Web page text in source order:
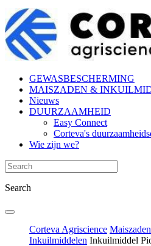
GEWASBESCHERMING
MAISZADEN &
Nieuws
DUURZAAMHEID
Easy Connect
Corteva's
Wie zijn we?
Search
Corteva Agriscience
Inkuilmiddelen Inkuilmiddel